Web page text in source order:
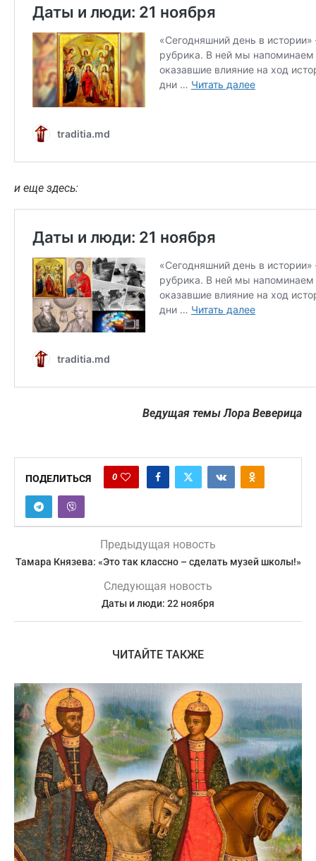
и еще здесь:
Ведущая темы Лора Веверица
ПОДЕЛИТЬСЯ 0
Предыдущая новость
Тамара Князева: «Это так классно – сделать музей школы!»
Следующая новость
Даты и люди: 22 ноября
ЧИТАЙТЕ ТАКЖЕ